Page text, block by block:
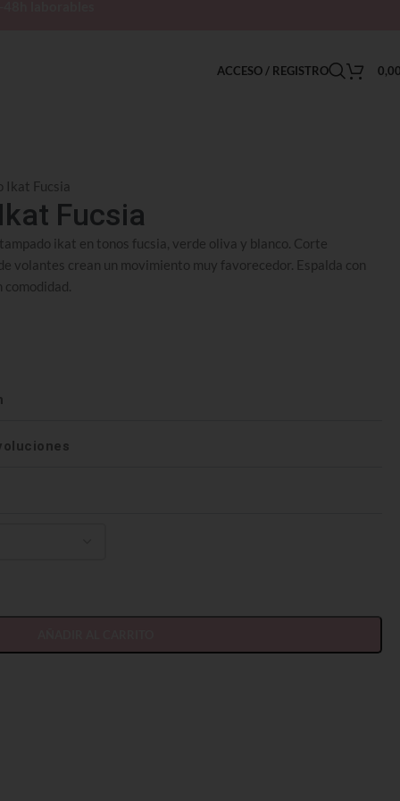
ACCESO / REGISTRO
Ikat Fucsia
Fucsia
ikat en tonos fucsia, verde oliva y blanco. Corte
volantes crean un movimiento muy favorecedor. Espalda con